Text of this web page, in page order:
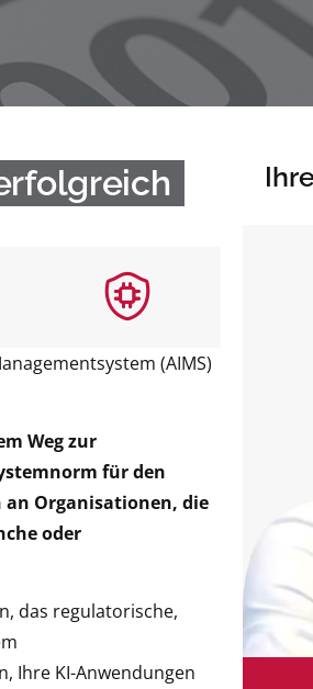
(AIMS)
Weg zur
für den
Organisationen, die
oder
das regulatorische,
Ihre KI-Anwendungen